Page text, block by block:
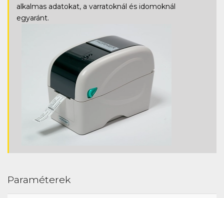
alkalmas adatokat, a varratoknál és idomoknál
egyaránt.
Paraméterek